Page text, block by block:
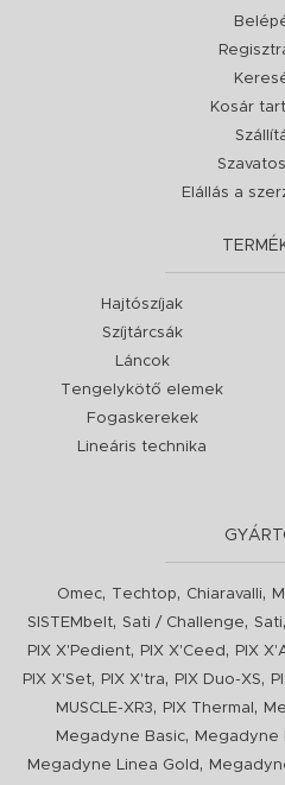
Kosár
Elállás a
Hajtószíjak
Szíjtárcsák
Láncok
Tengelykötő elemek
Fogaskerekek
Lineáris technika
Omec, Techtop, Chiaravalli,
SISTEMbelt, Sati / Challenge, Sati,
PIX X'Pedient, PIX X'Ceed , PIX
PIX X'Set, PIX X'tra, PIX Duo-XS,
MUSCLE-XR3, PIX Thermal ,
Megadyne Basic, Megadyne
Megadyne Linea Gold ,